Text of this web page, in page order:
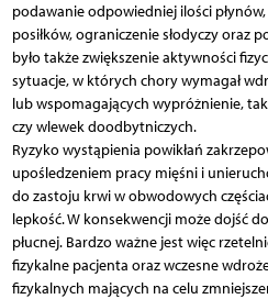
podawanie odpowiedniej ilości
posiłków, ograniczenie słodyczy oraz
było także zwiększenie aktywności
sytuacje, w których chory wymagał
lub wspomagających wypróżnienie,
czy wlewek doodbytniczych.
Ryzyko wystąpienia powikłań
upośledzeniem pracy mięśni i
do zastoju krwi w obwodowych
lepkość. W konsekwencji może dojść
płucnej. Bardzo ważne jest więc
fizykalne pacjenta oraz wczesne
fizykalnych mających na celu